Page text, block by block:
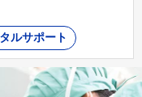
ルサポート